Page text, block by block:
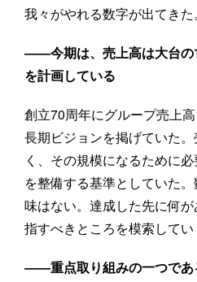
我々がやれる数字が出てきた。
――今期は、売上高は大台の
を計画している
創立70周年にグループ売上
長期ビジョンを掲げていた
く、その規模になるために
を整備する基準としていた
味はない。達成した先に何
指すべきところを模索してい
――重点取り組みの一つであ